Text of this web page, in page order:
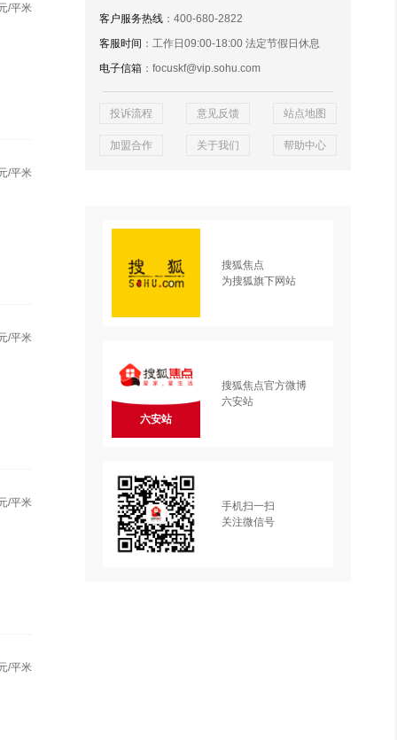
/平米
/平米
/平米
/平米
/平米
客户服务热线 ：400-680-2822
客服时间 ：工作日09:00-18:00 法定节假日休息
电子信箱 ：focuskf@vip.sohu.com
投诉流程 意见反馈 站点地图
加盟合作 关于我们 帮助中心
搜狐焦点
为搜狐旗下网站
六安站
搜狐焦点官方微博
六安站
手机扫一扫
关注微信号